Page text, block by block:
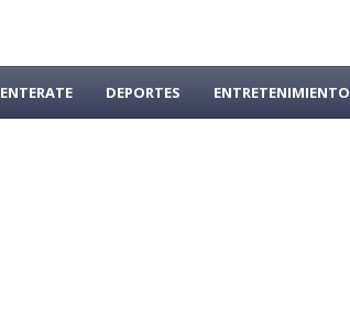
ENTERATE DEPORTES ENTRETENIMIENTO